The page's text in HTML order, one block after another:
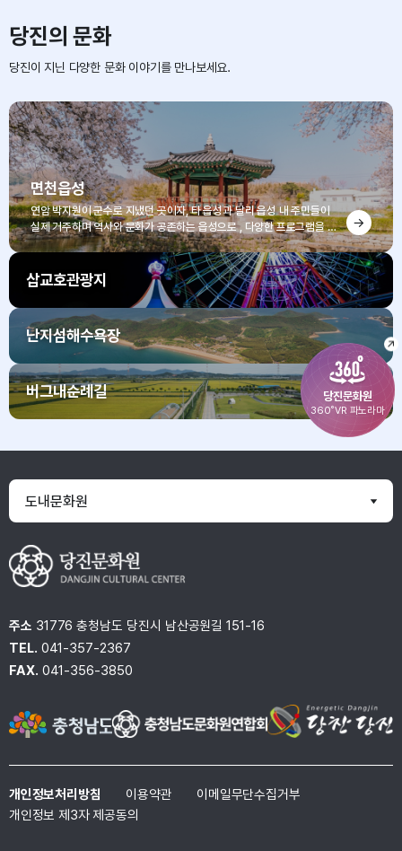
■​​ 심사 및 승인통보
■​ 대관료 납부
- 개관이 승인이 결정되면 대관일 3일 전까지 대관료를 납부하시면 됩니다.
- 대관료 입금계좌 : 농협 301-0016-1063-71 (예금주 당진문화원)
■ ​사용허가제한
- 공익 및 미풍양속을 해 할 우려가 있을 때
- 상행위가 포함된 공연이나 행사
- 대관규정 및 관리운영상 부적당하다고 인정될 때
■​ 문화시설 기능
- 문화예술 관련 주민참여 프로그램 기획 및 운영
- 문화예술 체험 · 창작활동 지원 및 정보자료 제공
- 문화예술 단체 및 동호회 활동의 육성 · 지원
- 공연 및 전시 행사 개최
■​ 당진문화원 대관료 방침
구분이용기준금 액초과이용 가산가. 기본시설공연장1일(10:00~21:00)80,000
원이용기준 초과 시 시간당
시간)초과 시 시간당
내)10,000원 나. 부속시설냉·난방시설1회(2시간 이내)30,000원이용시간 1시
간 미만은
1시간으로 계산한다.
■​ 유의사항
- 대관장소에서 음식물의 반입 및 취식불가
다.
- 이용완료시 이용전과 동일하게 물품정리 및 주변 청소를 해야합니다.
당진의 문화
당진이 지닌 다양한 문화 이야기를 만나보세요.
면천읍성
연암 박지원이 군수로 지냈던 곳이자, 타 읍성과 달리 읍성 내 주민들이
실제 거주하며 역사와 문화가 공존하는 읍성으로 , 다양한 프로그램을 즐
길 수 있고, 연암 박지원이 직접 설계해 지었다는 사계절 아름다운 건곤일
초정과 골정지도 구경할 수 있는 곳입니다.
삽교호관광지
난지섬해수욕장
버그내순례길 당진문화원
360˚VR 파노라마
주소 31776 충청남도 당진시 남산공원길 151-16
TEL. 041-357-2367
FAX. 041-356-3850
도내문화원
개인정보처리방침 이용약관
이메일무단수집거부
개인정보 제3자 제공동의